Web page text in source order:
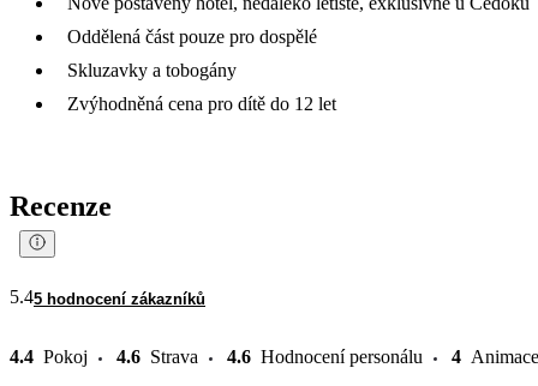
Oddělená část pouze pro dospělé
Skluzavky a tobogány
Zvýhodněná cena pro dítě do 12 let
Recenze
5.45 hodnocení zákazníků
4.4 Pokoj 4.6 Strava 4.6 Hodnocení personálu 4 Animace